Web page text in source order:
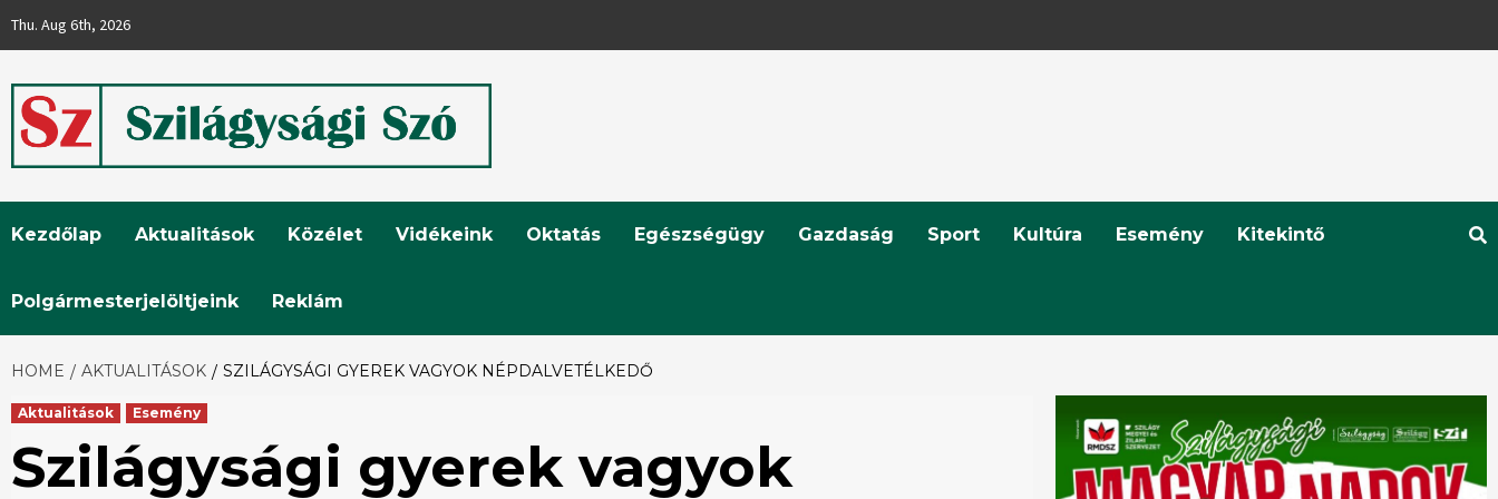
Thu. Aug 6th, 2026
Szilágysági
Szó
Kezdőlap Aktualitások Közélet Vidékeink Oktatás Egészségügy Gazdaság Sport Kultúra Esemény Kitekintő
Polgármesterjelöltjeink Reklám
HOME AKTUALITÁSOK SZILÁGYSÁGI GYEREK VAGYOK NÉPDALVETÉLKEDŐ
Aktualitások Esemény
Szilágysági gyerek vagyok